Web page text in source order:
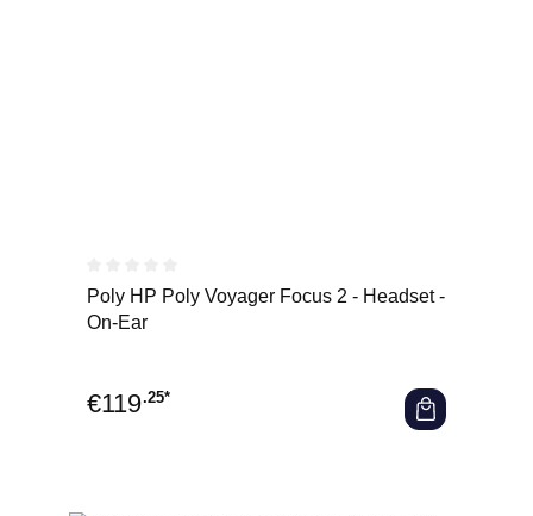
Durchschnittliche Bewertung von 0 von 5 Sternen
Poly HP Poly Voyager Focus 2 - Headset -
On-Ear
€119.25*